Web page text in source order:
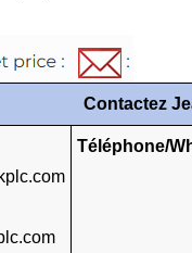
Contactez
Téléphone/